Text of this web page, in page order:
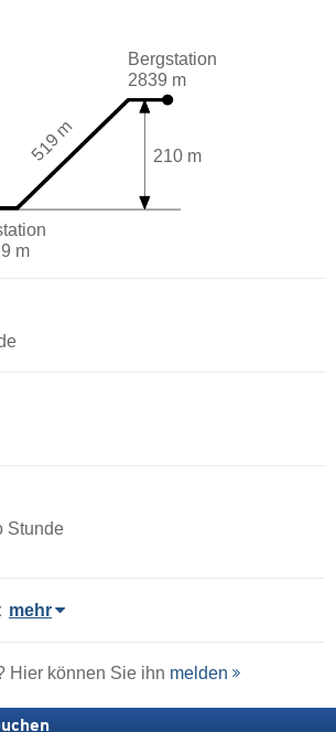
m
Bergstation
2839 m
210 m
519 m
Stunde
mehr
Hier können Sie ihn melden